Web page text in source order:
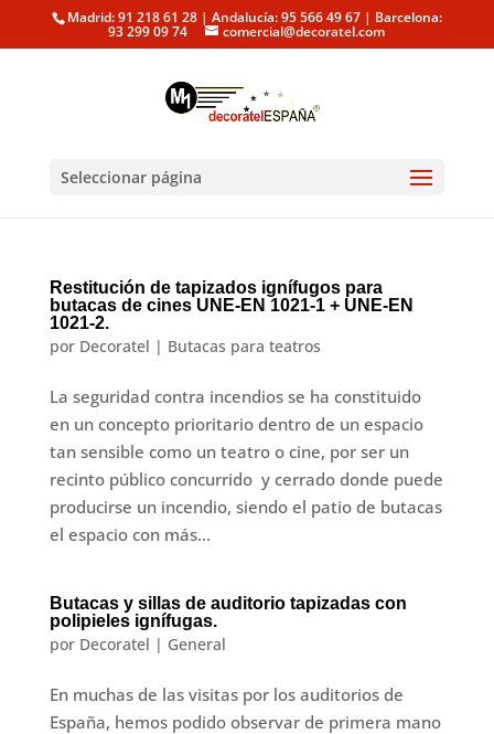
Madrid: 91 218 61 28 | Andalucía: 95 566 49 67 | Barcelona:
93 299 09 74 comercial@decoratel.com
Seleccionar página
Restitución de tapizados ignífugos para
butacas de cines UNE-EN 1021-1 + UNE-EN
1021-2.
por Decoratel | Butacas para teatros
La seguridad contra incendios se ha constituido
en un concepto prioritario dentro de un espacio
tan sensible como un teatro o cine, por ser un
recinto público concurrido y cerrado donde puede
producirse un incendio, siendo el patio de butacas
el espacio con más...
Butacas y sillas de auditorio tapizadas con
polipieles ignífugas.
por Decoratel | General
En muchas de las visitas por los auditorios de
España, hemos podido observar de primera mano